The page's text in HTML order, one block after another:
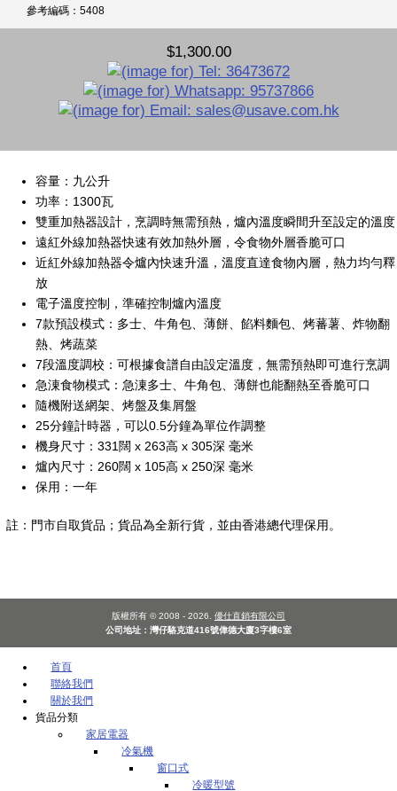
參考編碼：5408
$1,300.00
容量：九公升
功率：1300瓦
雙重加熱器設計，烹調時無需預熱，爐內溫度瞬間升至設定的溫度
遠紅外線加熱器快速有效加熱外層，令食物外層香脆可口
近紅外線加熱器令爐內快速升溫，溫度直達食物內層，熱力均勻釋
放
電子溫度控制，準確控制爐內溫度
7款預設模式：多士、牛角包、薄餅、餡料麵包、烤蕃薯、炸物翻
熱、烤蔬菜
7段溫度調校：可根據食譜自由設定溫度，無需預熱即可進行烹調
急涷食物模式：急涷多士、牛角包、薄餅也能翻熱至香脆可口
隨機附送網架、烤盤及集屑盤
25分鐘計時器，可以0.5分鐘為單位作調整
機身尺寸：331闊 x 263高 x 305深 毫米
爐內尺寸：260闊 x 105高 x 250深 毫米
保用：一年
註：門市自取貨品；貨品為全新行貨，並由香港總代理保用。
版權所有 © 2008 - 2026. 優仕直銷有限公司
公司地址：灣仔駱克道416號偉德大廈3字樓6室
首頁
聯絡我們
關於我們
貨品分類
家居電器
冷氣機
窗口式
冷暖型號